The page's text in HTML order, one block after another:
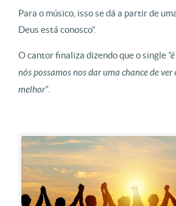
Para o músico, isso se dá a partir de
Deus está conosco”.
O cantor finaliza dizendo que o single
nós possamos nos dar uma chance de
melhor”.